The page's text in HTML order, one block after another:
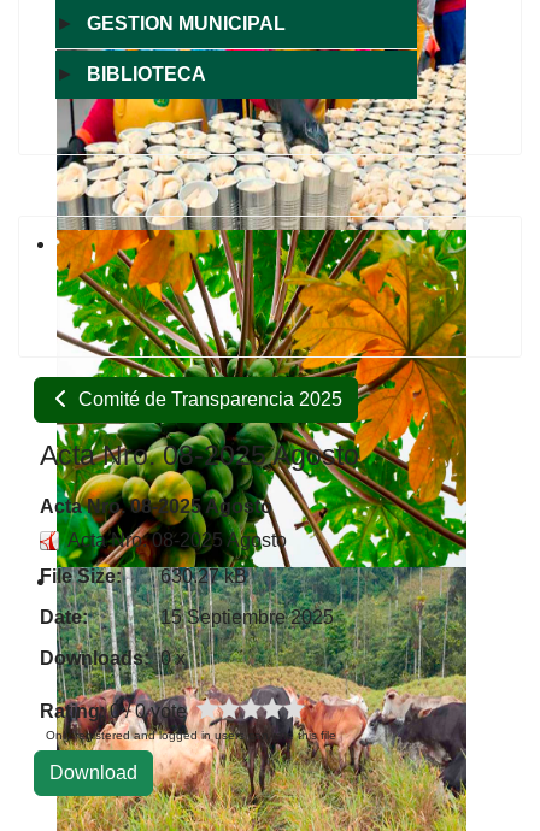
► GESTION MUNICIPAL
► BIBLIOTECA
Comité de Transparencia 2025
Acta Nro. 08-2025 Agosto
Acta Nro. 08-2025 Agosto
Acta Nro. 08-2025 Agosto
File Size:
630.27 kB
Date:
15 Septiembre 2025
Downloads: 0 x
Rating: 0 / 0 vote
Only registered and logged in users can rate this file